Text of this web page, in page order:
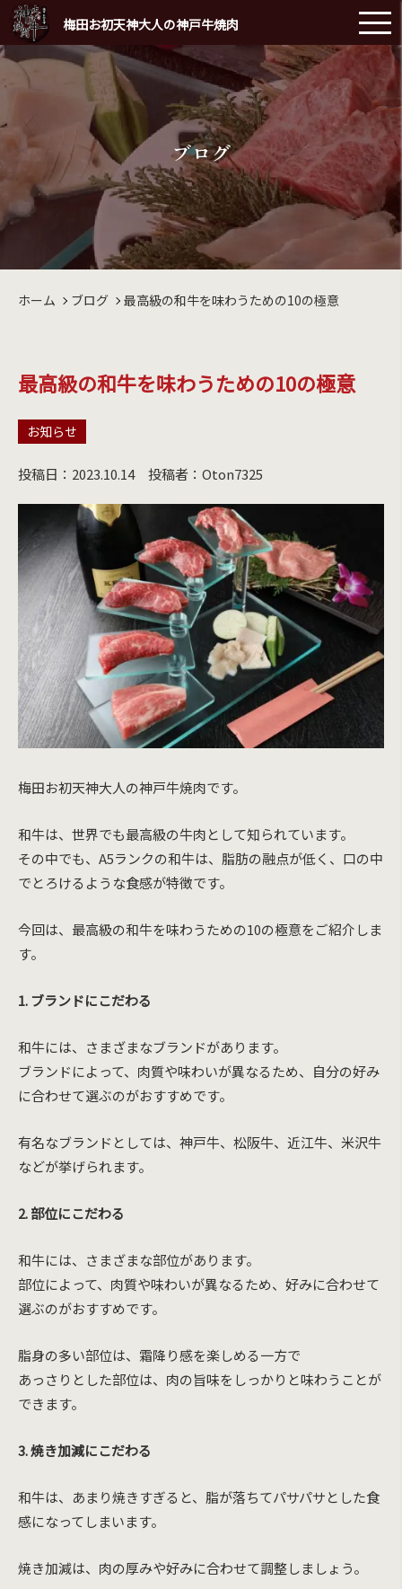
梅田お初天神大人の神戸牛焼肉
ブログ
ホーム ブログ 最高級の和牛を味わうための10の極意
最高級の和牛を味わうための10の極意
お知らせ
投稿日：2023.10.14 投稿者：Oton7325
梅田お初天神大人の神戸牛焼肉です。
和牛は、世界でも最高級の牛肉として知られています。
その中でも、A5ランクの和牛は、脂肪の融点が低く、口の中
でとろけるような食感が特徴です。
今回は、最高級の和牛を味わうための10の極意をご紹介しま
す。
1. ブランドにこだわる
和牛には、さまざまなブランドがあります。
ブランドによって、肉質や味わいが異なるため、自分の好み
に合わせて選ぶのがおすすめです。
有名なブランドとしては、神戸牛、松阪牛、近江牛、米沢牛
などが挙げられます。
2. 部位にこだわる
和牛には、さまざまな部位があります。
部位によって、肉質や味わいが異なるため、好みに合わせて
選ぶのがおすすめです。
脂身の多い部位は、霜降り感を楽しめる一方で
あっさりとした部位は、肉の旨味をしっかりと味わうことが
できます。
3. 焼き加減にこだわる
和牛は、あまり焼きすぎると、脂が落ちてパサパサとした食
感になってしまいます。
焼き加減は、肉の厚みや好みに合わせて調整しましょう。